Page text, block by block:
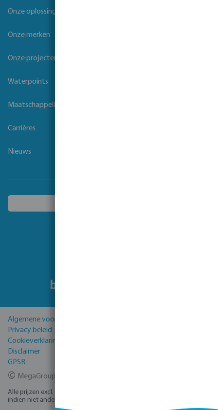
Onze oplossingen
Onze merken
Onze projecten
Waterpoints
Maatschappelijk verantwoord ondernemen
Carrières
Nieuws
Algemene voorwaarden
Privacy beleid
Cookieverklaring
Disclaimer
GPSR
© MegaGroup Trade 2026
Alle prijzen excl. BTW plus
indien niet anders vermeld.